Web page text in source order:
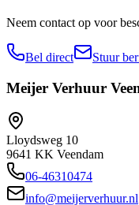
Neem contact op voor
Bel direct Stuur
Meijer Verhuur
Lloydsweg 10
9641 KK Veendam
06-46310474
info@meijerverhuur.nl